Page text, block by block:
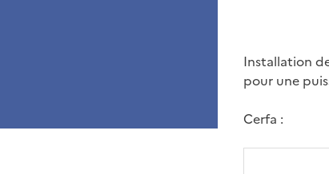
Installation
pour une
Cerfa :